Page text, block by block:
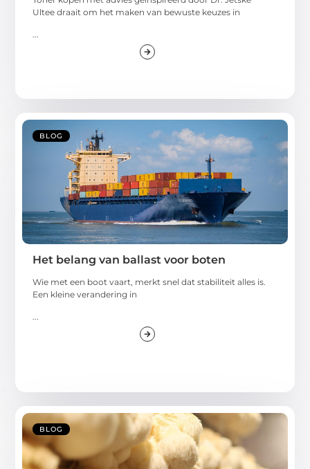
Ultee draait om het maken van bewuste keuzes in
...
BLOG
Het belang van ballast voor boten
Wie met een boot vaart, merkt snel dat stabiliteit alles is.
Een kleine verandering in
...
BLOG